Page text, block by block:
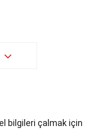
bilgileri çalmak için